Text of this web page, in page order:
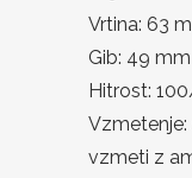
Vrtina: 63
Gib: 49 mm
Hitrost:
Vzmetenje:
vzmeti z